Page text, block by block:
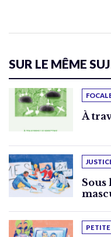
SUR LE MÊME
À
Sous
PETITE